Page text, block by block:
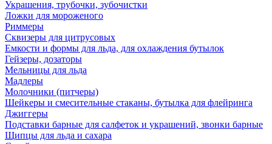
Украшения, трубочки, зубочистки
Ложки для мороженого
Риммеры
Сквизеры для цитрусовых
Емкости и формы для льда, для охлаждения бутылок
Гейзеры, дозаторы
Мельницы для льда
Мадлеры
Молочники (питчеры)
Шейкеры и смесительные стаканы, бутылка для флейринга
Джиггеры
Подставки барные для салфеток и украшений, звонки барные
Щипцы для льда и сахара